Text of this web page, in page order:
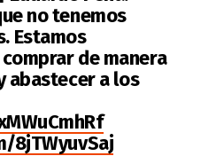
no tenemos
Estamos
de manera
abastecer a los
8jTWyuvSaj